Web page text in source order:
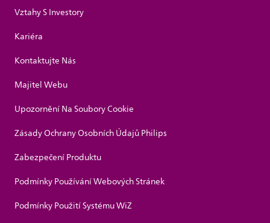
Vztahy S Investory
Kariéra
Kontaktujte Nás
Majitel Webu
Upozornění Na Soubory Cookie
Zásady Ochrany Osobních Údajů Philips
Zabezpečení Produktu
Podmínky Používání Webových Stránek
Podmínky Použití Systému WiZ